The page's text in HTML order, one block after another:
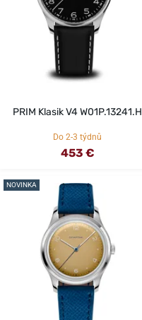
PRIM Klasik V4 W01P.13241.H
Do 2-3 týdnů
453 €
NOVINKA